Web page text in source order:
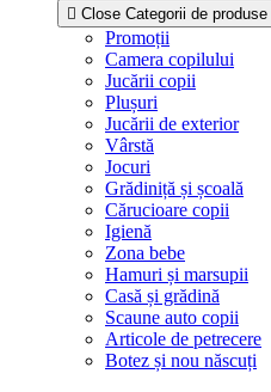
Close Categorii de produse
Promoții
Camera copilului
Jucării copii
Plușuri
Jucării de exterior
Vârstă
Jocuri
Grădiniță și școală
Cărucioare copii
Igienă
Zona bebe
Hamuri și marsupii
Casă și grădină
Scaune auto copii
Articole de petrecere
Botez și nou născuți